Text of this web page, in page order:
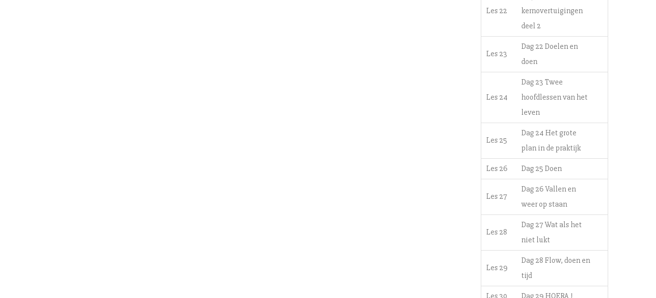
Les 22
kernovertuigingen
deel 2
Les 23
Dag 22 Doelen en
doen
Les 24
Dag 23 Twee
hoofdlessen van het
leven
Les 25
Dag 24 Het grote
plan in de praktijk
Les 26 Dag 25 Doen
Les 27
Dag 26 Vallen en
weer op staan
Les 28
Dag 27 Wat als het
niet lukt
Les 29
Dag 28 Flow, doen en
tijd
Les 30 Dag 29 HOERA !